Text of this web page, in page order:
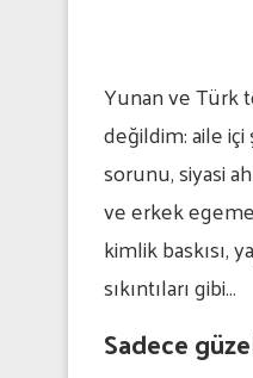
Yunan ve Türk
değildim: aile
sorunu, siyasi
ve erkek
kimlik baskısı,
sıkıntıları gibi…
Sadece